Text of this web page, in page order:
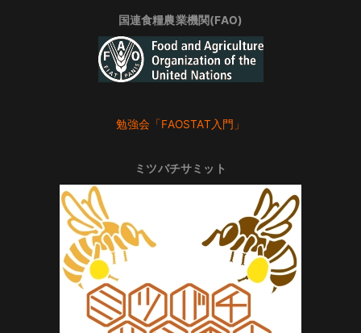
国連食糧農業機関(FAO)
勉強会「FAOSTAT入門」
ミツバチサミット